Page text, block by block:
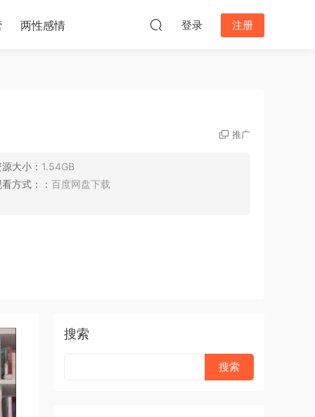
两性感情 登录 注册
推广
大小： 1.54GB
方式：： 百度网盘下载
搜索